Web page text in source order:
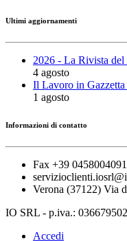
Ultimi aggiornamenti
2026 - La Rivista del
4 agosto
Il Lavoro in
1 agosto
Informazioni di contatto
Fax +39 0458004091
Verona (37122) Via
IO SRL - p.iva.:
Accedi